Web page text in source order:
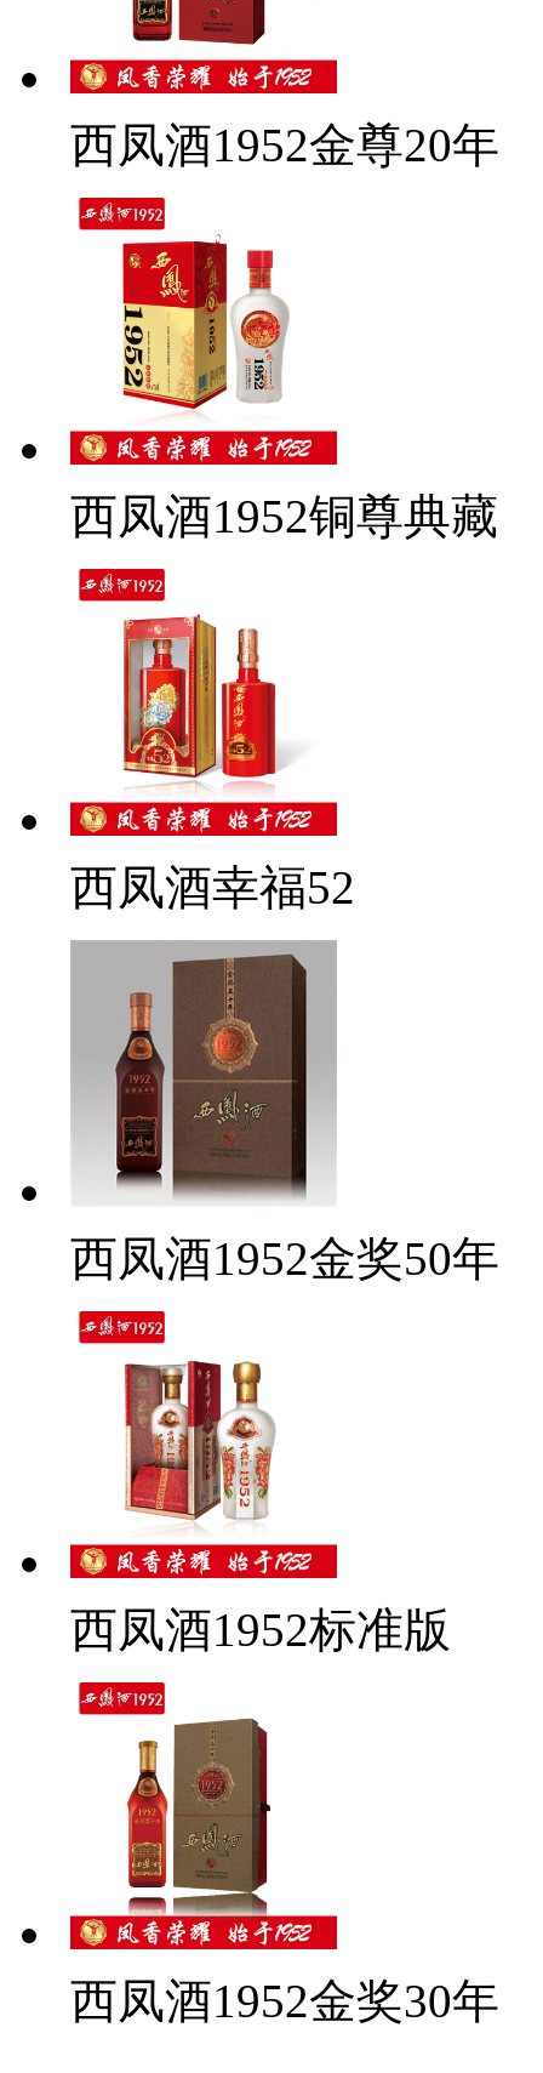
西凤酒1952金尊20年
西凤酒1952铜尊典藏
西凤酒幸福52
西凤酒1952金奖50年
西凤酒1952标准版
西凤酒1952金奖30年